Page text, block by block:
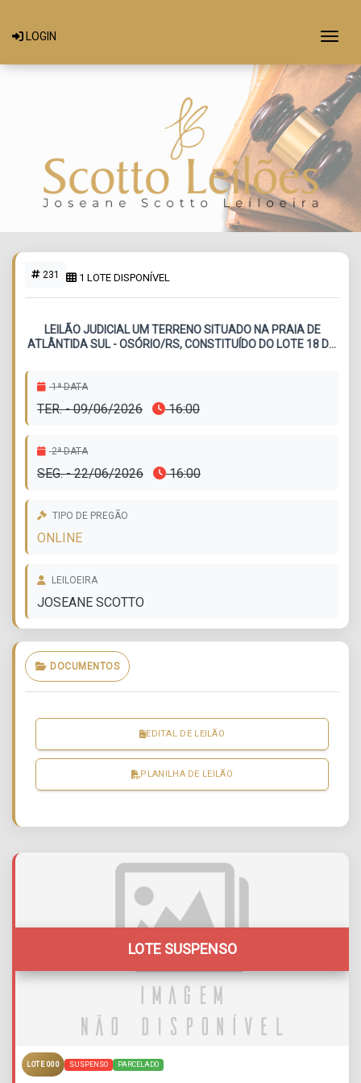
LOGIN
231 1 LOTE DISPONÍVEL
LEILÃO JUDICIAL UM TERRENO SITUADO NA PRAIA DE
ATLÂNTIDA SUL - OSÓRIO/RS, CONSTITUÍDO DO LOTE 18 DA
1ª DATA
TER. - 09/06/2026 16:00
2ª DATA
SEG. - 22/06/2026 16:00
TIPO DE PREGÃO
ONLINE
LEILOEIRA
JOSEANE SCOTTO
DOCUMENTOS
EDITAL DE LEILÃO
PLANILHA DE LEILÃO
LOTE SUSPENSO
LOTE 000 SUSPENSO PARCELADO